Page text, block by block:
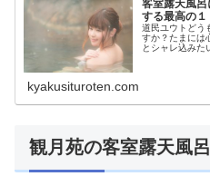
客室露天風
する最高の１
道民ユウトどう
すか？たまには
とシャレ込みた
kyakusituroten.com
観月苑の客室露天風呂